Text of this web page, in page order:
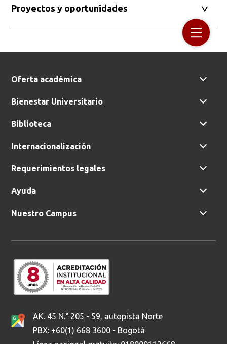
Proyectos y oportunidades
Oferta académica
Bienestar Universitario
Biblioteca
Internacionalización
Requerimientos legales
Ayuda
Nuestro Campus
AK. 45 N.° 205 - 59, autopista Norte
PBX: +60(1) 668 3600 - Bogotá